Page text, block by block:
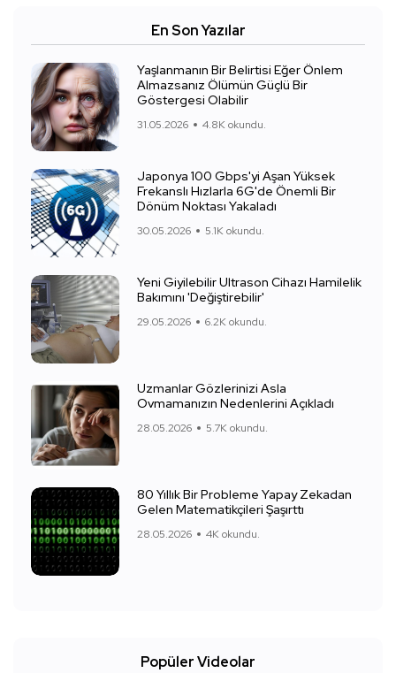
En Son Yazılar
Yaşlanmanın Bir Belirtisi Eğer Önlem
Almazsanız Ölümün Güçlü Bir
Göstergesi Olabilir
31.05.2026 4.8K okundu.
Japonya 100 Gbps'yi Aşan Yüksek
Frekanslı Hızlarla 6G'de Önemli Bir
Dönüm Noktası Yakaladı
30.05.2026 5.1K okundu.
Yeni Giyilebilir Ultrason Cihazı Hamilelik
Bakımını 'Değiştirebilir'
29.05.2026 6.2K okundu.
Uzmanlar Gözlerinizi Asla
Ovmamanızın Nedenlerini Açıkladı
28.05.2026 5.7K okundu.
80 Yıllık Bir Probleme Yapay Zekadan
Gelen Matematikçileri Şaşırttı
28.05.2026 4K okundu.
Popüler Videolar